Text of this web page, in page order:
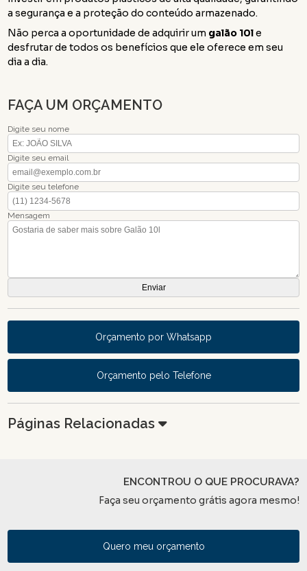
a segurança e a proteção do conteúdo armazenado.
Não perca a oportunidade de adquirir um galão 10le
desfrutar de todos os benefícios que ele oferece em seu
dia a dia.
FAÇA UM ORÇAMENTO
Digite seu nome
Digite seu email
Digite seu telefone
Mensagem
Orçamento por Whatsapp
Orçamento pelo Telefone
Páginas Relacionadas
ENCONTROU O QUE PROCURAVA?
Faça seu orçamento grátis agora mesmo!
Quero meu orçamento